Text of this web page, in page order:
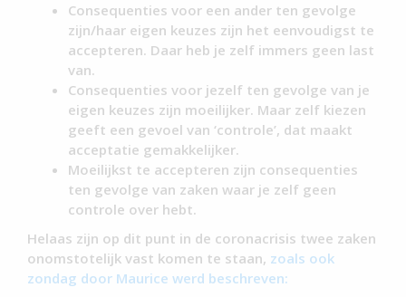
Consequenties voor een ander ten gevolge
zijn/haar eigen keuzes zijn het eenvoudigst te
accepteren. Daar heb je zelf immers geen last
van.
Consequenties voor jezelf ten gevolge van je
eigen keuzes zijn moeilijker. Maar zelf kiezen
geeft een gevoel van ‘controle’, dat maakt
acceptatie gemakkelijker.
Moeilijkst te accepteren zijn consequenties
ten gevolge van zaken waar je zelf geen
controle over hebt.
Helaas zijn op dit punt in de coronacrisis twee zaken
onomstotelijk vast komen te staan, zoals ook
zondag door Maurice werd beschreven: